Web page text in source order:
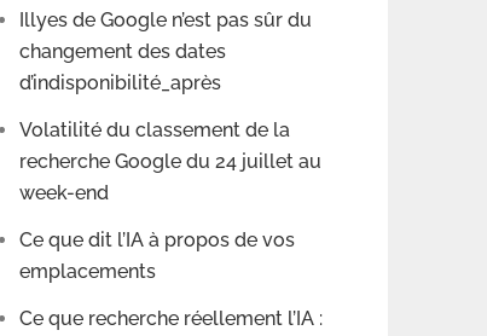
Illyes de Google n’est pas sûr du
changement des dates
d’indisponibilité_après
Volatilité du classement de la
recherche Google du 24 juillet au
week-end
Ce que dit l’IA à propos de vos
emplacements
Ce que recherche réellement l’IA :